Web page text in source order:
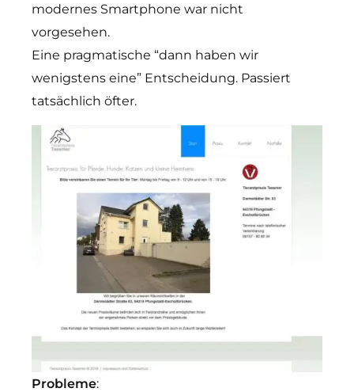
modernes Smartphone war nicht
vorgesehen.
Eine pragmatische “dann haben wir
wenigstens eine” Entscheidung. Passiert
tatsächlich öfter.
Probleme: